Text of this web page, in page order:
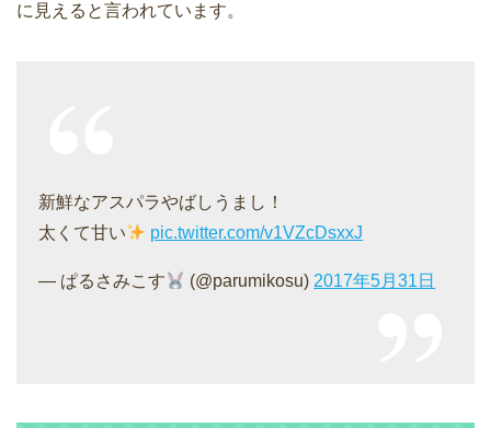
に見えると言われています。
新鮮なアスパラやばしうまし！
太くて甘い
pic.twitter.com/v1VZcDsxxJ
— ぱるさみこす (@parumikosu) 2017年5月31日